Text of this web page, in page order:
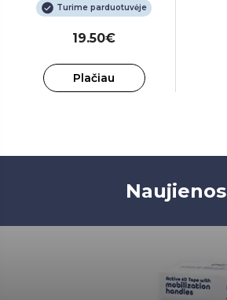
Turime parduotuvėje
19.50€
Plačiau
Naujienos